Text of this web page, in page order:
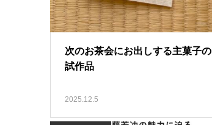
次のお茶会にお出しする主菓子の
試作品
2025.12.5